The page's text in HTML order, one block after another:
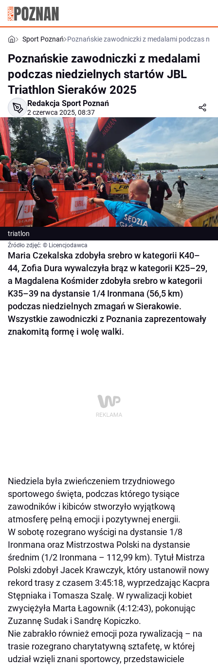
Sport Poznań Poznańskie zawodniczki z medalami podczas
Poznańskie zawodniczki z medalami
podczas niedzielnych startów JBL
Triathlon Sieraków 2025
Redakcja Sport Poznań
2 czerwca 2025, 08:37
triatlon
Źródło zdjęć: © Licencjodawca
Maria Czekalska zdobyła srebro w kategorii K40–
44, Zofia Dura wywalczyła brąz w kategorii K25–29,
a Magdalena Kośmider zdobyła srebro w kategorii
K35–39 na dystansie 1/4 Ironmana (56,5 km)
podczas niedzielnych zmagań w Sierakowie.
Wszystkie zawodniczki z Poznania zaprezentowały
znakomitą formę i wolę walki.
Niedziela była zwieńczeniem trzydniowego
sportowego święta, podczas którego tysiące
zawodników i kibiców stworzyło wyjątkową
atmosferę pełną emocji i pozytywnej energii.
W sobotę rozegrano wyścigi na dystansie 1/8
Ironmana oraz Mistrzostwa Polski na dystansie
średnim (1/2 Ironmana – 112,99 km). Tytuł Mistrza
Polski zdobył Jacek Krawczyk, który ustanowił nowy
rekord trasy z czasem 3:45:18, wyprzedzając Kacpra
Stępniaka i Tomasza Szalę. W rywalizacji kobiet
zwyciężyła Marta Łagownik (4:12:43), pokonując
Zuzannę Sudak i Sandrę Kopiczko.
Nie zabrakło również emocji poza rywalizacją – na
trasie rozegrano charytatywną sztafetę, w której
udział wzięli znani sportowcy, przedstawiciele